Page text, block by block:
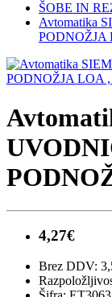
ŠOBE IN
Avtomatika
4,27€
Brez DDV: